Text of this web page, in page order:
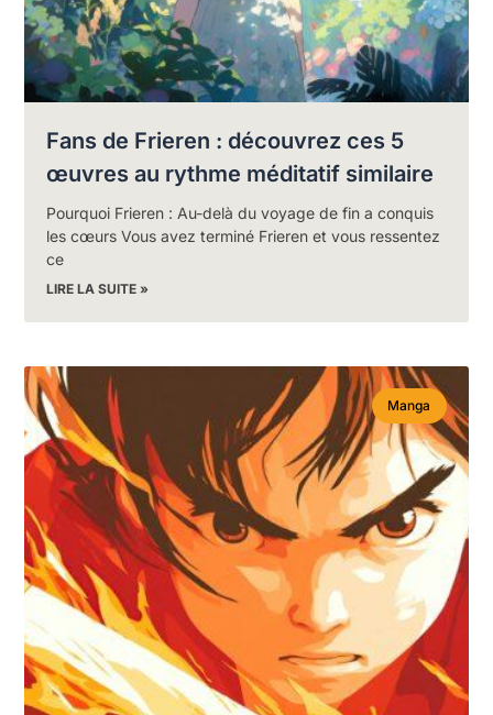
Fans de Frieren : découvrez ces 5
œuvres au rythme méditatif similaire
Pourquoi Frieren : Au-delà du voyage de fin a conquis
les cœurs Vous avez terminé Frieren et vous ressentez
ce
LIRE LA SUITE »
Manga